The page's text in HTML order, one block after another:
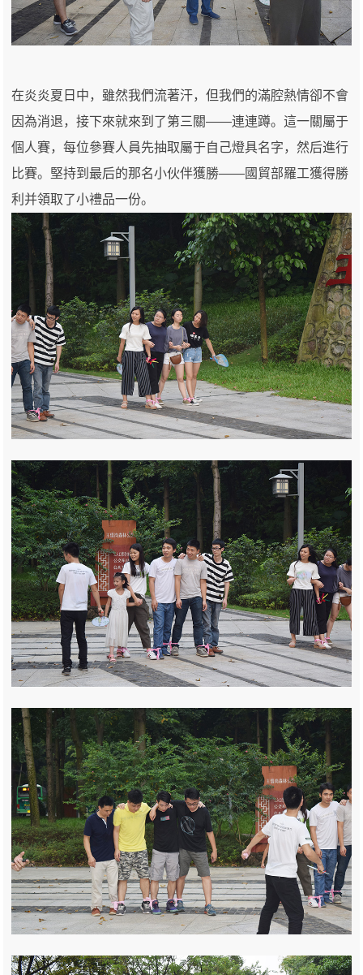
在炎炎夏日中，雖然我們流著汗，但我們的滿腔熱情卻不會
因為消退，接下來就來到了第三關——連連蹲。這一關屬于
個人賽，每位參賽人員先抽取屬于自己燈具名字，然后進行
比賽。堅持到最后的那名小伙伴獲勝——國貿部羅工獲得勝
利并領取了小禮品一份。